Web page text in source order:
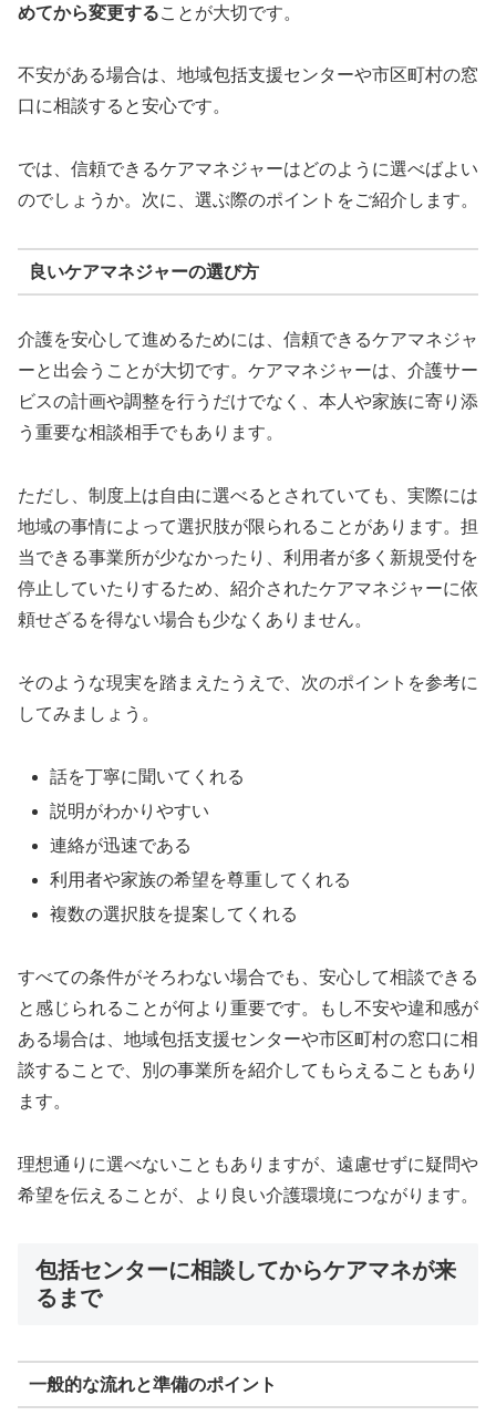
めてから変更することが大切です。
不安がある場合は、地域包括支援センターや市区町村の窓
口に相談すると安心です。
では、信頼できるケアマネジャーはどのように選べばよい
のでしょうか。次に、選ぶ際のポイントをご紹介します。
良いケアマネジャーの選び方
介護を安心して進めるためには、信頼できるケアマネジャ
ーと出会うことが大切です。ケアマネジャーは、介護サー
ビスの計画や調整を行うだけでなく、本人や家族に寄り添
う重要な相談相手でもあります。
ただし、制度上は自由に選べるとされていても、実際には
地域の事情によって選択肢が限られることがあります。担
当できる事業所が少なかったり、利用者が多く新規受付を
停止していたりするため、紹介されたケアマネジャーに依
頼せざるを得ない場合も少なくありません。
そのような現実を踏まえたうえで、次のポイントを参考に
してみましょう。
話を丁寧に聞いてくれる
説明がわかりやすい
連絡が迅速である
利用者や家族の希望を尊重してくれる
複数の選択肢を提案してくれる
すべての条件がそろわない場合でも、安心して相談できる
と感じられることが何より重要です。もし不安や違和感が
ある場合は、地域包括支援センターや市区町村の窓口に相
談することで、別の事業所を紹介してもらえることもあり
ます。
理想通りに選べないこともありますが、遠慮せずに疑問や
希望を伝えることが、より良い介護環境につながります。
包括センターに相談してからケアマネが来
るまで
一般的な流れと準備のポイント